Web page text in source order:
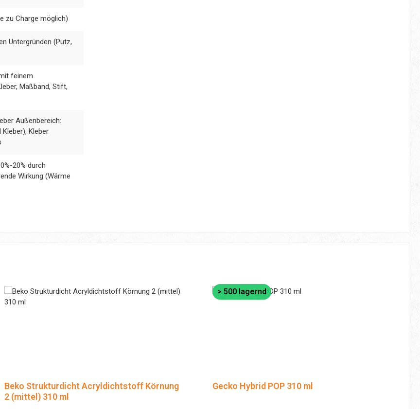
zu Charge möglich)
Untergründen (Putz,
feinem
Maßband, Stift,
Außenbereich:
Kleber
20% durch
Wirkung (Wärme
Beko Strukturdicht Acryldichtstoff Körnung
2 (mittel) 310 ml
> 500 lagernd
Gecko Hybrid POP 310 ml